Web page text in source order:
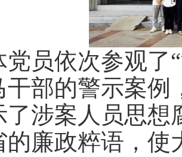
依次参观了“
干部的警示案例
了涉案人员思想
的廉政粹语，使